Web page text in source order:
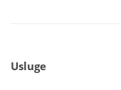
Usluge